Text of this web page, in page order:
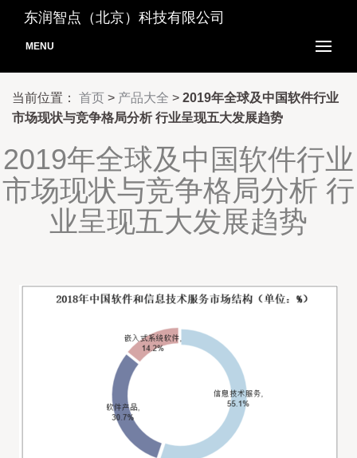
东润智点（北京）科技有限公司
MENU
当前位置： 首页 > 产品大全 > 2019年全球及中国软件行业
市场现状与竞争格局分析 行业呈现五大发展趋势
2019年全球及中国软件行业
市场现状与竞争格局分析 行
业呈现五大发展趋势